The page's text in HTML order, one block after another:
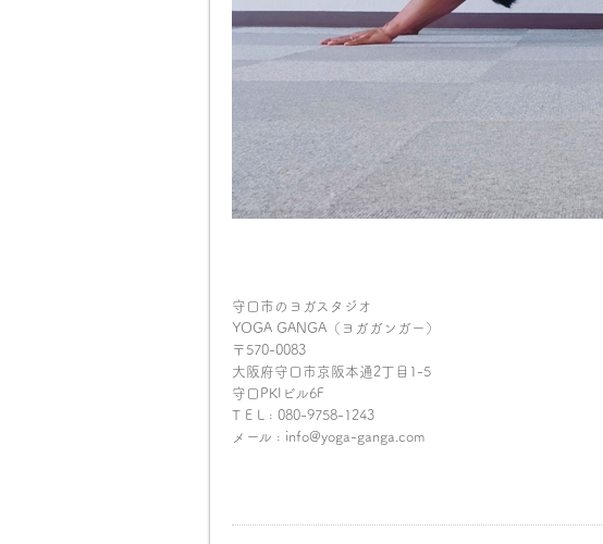
守口市のヨガスタジオ
YOGA GANGA（ヨガガンガー）
〒570-0083
大阪府守口市京阪本通2丁目1-5
守口PKIビル6F
T E L : 080-9758-1243
メール : info@yoga-ganga.com